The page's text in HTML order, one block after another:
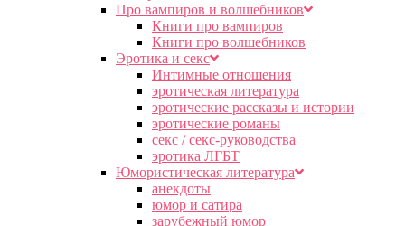
Про вампиров и волшебников
Книги про вампиров
Книги про волшебников
Эротика и секс
Интимные отношения
эротическая литература
эротические рассказы и истории
эротические романы
секс / секс-руководства
эротика ЛГБТ
Юмористическая литература
анекдоты
юмор и сатира
зарубежный юмор